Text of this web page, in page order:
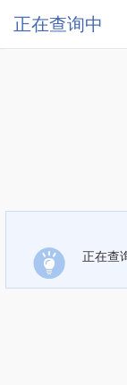
正在查询中
正在查